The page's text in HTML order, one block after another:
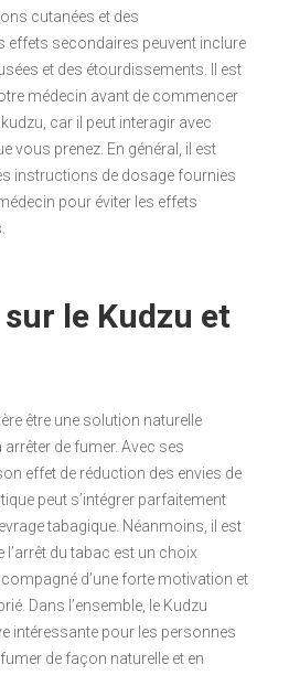
cutanées et des
effets secondaires peuvent inclure
et des étourdissements. Il est
médecin avant de commencer
car il peut interagir avec
vous prenez. En général, il est
instructions de dosage fournies
pour éviter les effets
le Kudzu et
être une solution naturelle
de fumer. Avec ses
effet de réduction des envies de
peut s’intégrer parfaitement
tabagique. Néanmoins, il est
du tabac est un choix
d’une forte motivation et
Dans l’ensemble, le Kudzu
intéressante pour les personnes
de façon naturelle et en